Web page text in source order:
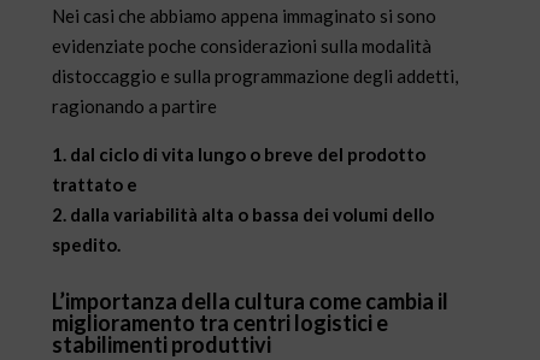
Nei casi che abbiamo appena immaginato si sono
evidenziate poche considerazioni sulla modalità
distoccaggio e sulla programmazione degli addetti,
ragionando a partire
1. dal ciclo di vita lungo o breve del prodotto
trattato e
2. dalla variabilità alta o bassa dei volumi dello
spedito.
L’importanza della cultura come cambia il
miglioramento tra centri logistici e
stabilimenti produttivi